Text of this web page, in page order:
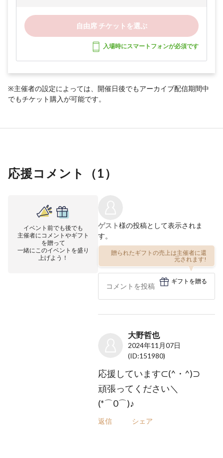
自由席 チケットを選ぶ
入場時にスマートフォンが必須です
※主催者の設定によっては、開催日後でもアーカイブ配信期間中
でもチケット購入が可能です。
応援コメント（1）
イベント前でも後でも
主催者にコメントやギフト
を贈って
一緒にこのイベントを盛り
上げよう！
ゲスト様の投稿として表示されま
す。
贈られたギフトの売上は主催者に還
元されます!
ギフトを贈る
大野哲也
2024年11月07日
(ID:151980)
応援しています⊂(^・^)⊃
頑張ってください＼
(*⌒0⌒)♪
返信 シェア